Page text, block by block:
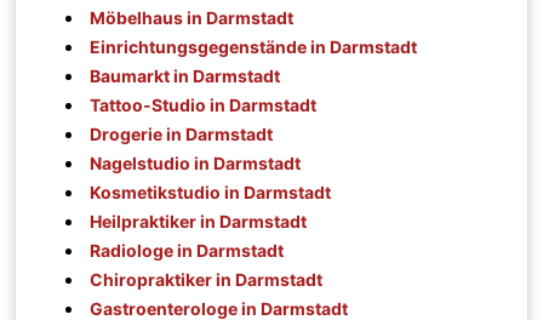
Möbelhaus in Darmstadt
Einrichtungsgegenstände in Darmstadt
Baumarkt in Darmstadt
Tattoo-Studio in Darmstadt
Drogerie in Darmstadt
Nagelstudio in Darmstadt
Kosmetikstudio in Darmstadt
Heilpraktiker in Darmstadt
Radiologe in Darmstadt
Chiropraktiker in Darmstadt
Gastroenterologe in Darmstadt